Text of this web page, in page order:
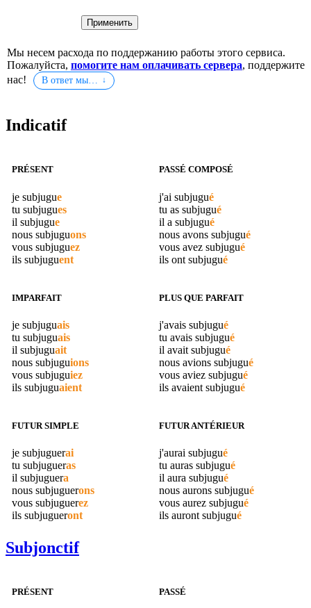
Мы несем расхода по поддержанию работы этого сервиса.
Пожалуйста, помогите нам оплачивать сервера, поддержите
нас!
В ответ мы…
Indicatif
PRÉSENT
je subjugue
tu subjugues
il subjugue
nous subjuguons
vous subjuguez
ils subjuguent
PASSÉ COMPOSÉ
j'ai subjugué
tu as subjugué
il a subjugué
nous avons subjugué
vous avez subjugué
ils ont subjugué
IMPARFAIT
je subjuguais
tu subjuguais
il subjuguait
nous subjuguions
vous subjuguiez
ils subjuguaient
PLUS QUE PARFAIT
j'avais subjugué
tu avais subjugué
il avait subjugué
nous avions subjugué
vous aviez subjugué
ils avaient subjugué
FUTUR SIMPLE
je subjuguerai
tu subjugueras
il subjuguera
nous subjuguerons
vous subjuguerez
ils subjugueront
FUTUR ANTÉRIEUR
j'aurai subjugué
tu auras subjugué
il aura subjugué
nous aurons subjugué
vous aurez subjugué
ils auront subjugué
Subjonctif
PRÉSENT PASSÉ